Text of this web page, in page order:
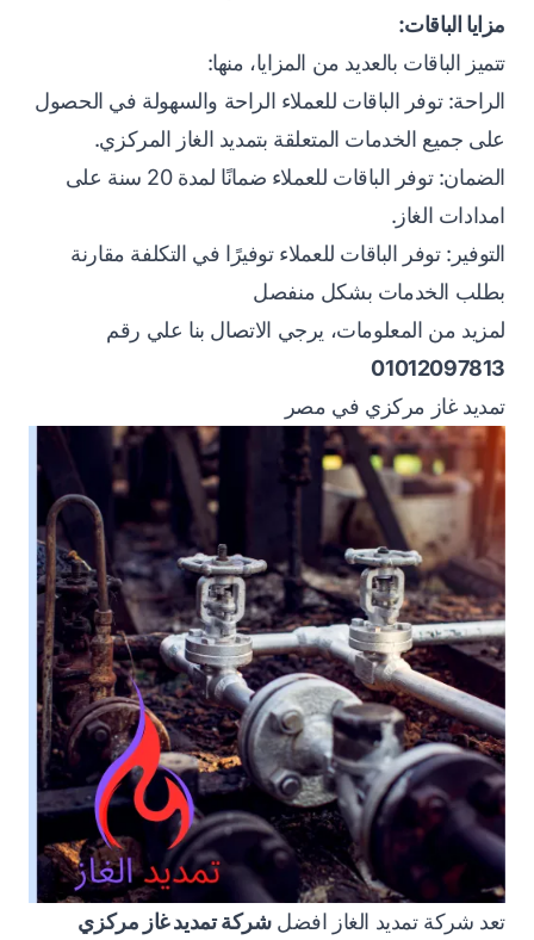
مزايا الباقات:
تتميز الباقات بالعديد من المزايا، منها:
الراحة: توفر الباقات للعملاء الراحة والسهولة في الحصول
على جميع الخدمات المتعلقة بتمديد الغاز المركزي.
الضمان: توفر الباقات للعملاء ضمانًا لمدة 20 سنة على
امدادات الغاز.
التوفير: توفر الباقات للعملاء توفيرًا في التكلفة مقارنة
بطلب الخدمات بشكل منفصل
لمزيد من المعلومات، يرجي الاتصال بنا علي رقم
01012097813
تمديد غاز مركزي في مصر
تعد شركة تمديد الغاز افضلشركة تمديد غاز مركزي